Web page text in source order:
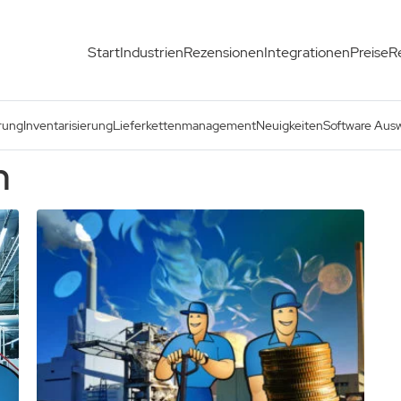
StartIndustrienRezensionenIntegrationenPreise
InventarisierungLieferkettenmanagementNeuigkeitenSoftware